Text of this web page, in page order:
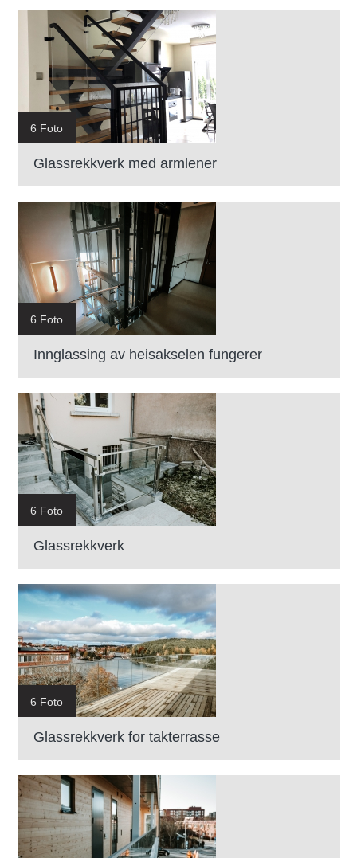
6 Foto
Glassrekkverk med armlener
6 Foto
Innglassing av heisakselen fungerer
6 Foto
Glassrekkverk
6 Foto
Glassrekkverk for takterrasse